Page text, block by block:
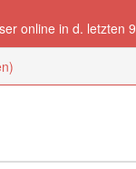
online in d. letzten